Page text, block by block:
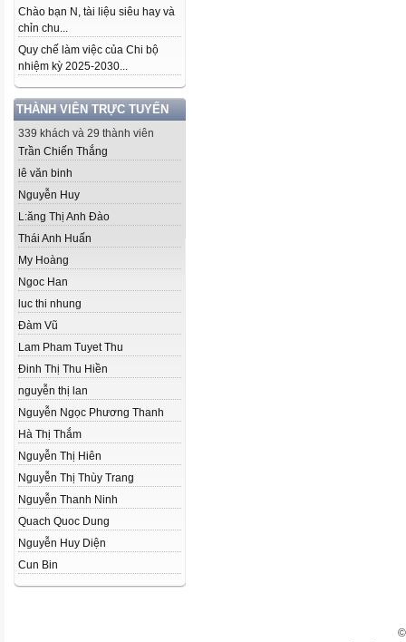
Chào bạn N, tài liệu siêu hay và
chỉn chu...
Quy chế làm việc của Chi bộ
nhiệm kỳ 2025-2030...
THÀNH VIÊN TRỰC TUYẾN
339 khách và 29 thành viên
Trần Chiến Thắng
lê văn binh
Nguyễn Huy
L:ăng Thị Anh Đào
Thái Anh Huấn
My Hoàng
Ngoc Han
luc thi nhung
Đàm Vũ
Lam Pham Tuyet Thu
Đinh Thị Thu Hiền
nguyễn thị lan
Nguyễn Ngọc Phương Thanh
Hà Thị Thắm
Nguyễn Thị Hiên
Nguyễn Thị Thùy Trang
Nguyễn Thanh Ninh
Quach Quoc Dung
Nguyễn Huy Diện
Cun Bin